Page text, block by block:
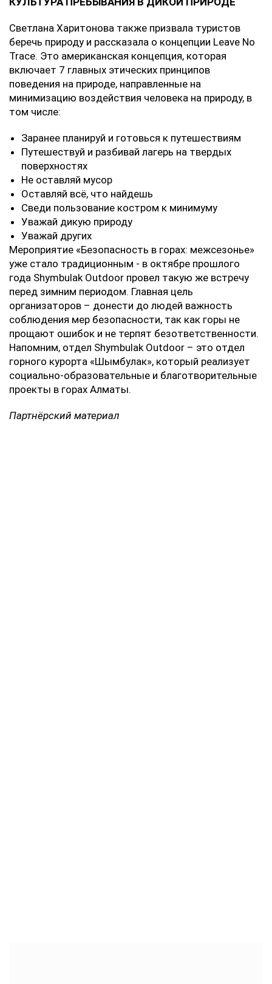
Светлана Харитонова также призвала туристов
беречь природу и рассказала о концепции Leave No
Trace. Это американская концепция, которая
включает 7 главных этических принципов
поведения на природе, направленные на
минимизацию воздействия человека на природу, в
том числе:
Заранее планируй и готовься к путешествиям
Путешествуй и разбивай лагерь на твердых
поверхностях
Не оставляй мусор
Оставляй всё, что найдешь
Сведи пользование костром к минимуму
Уважай дикую природу
Уважай других
Мероприятие «Безопасность в горах: межсезонье»
уже стало традиционным - в октябре прошлого
года Shymbulak Outdoor провел такую же встречу
перед зимним периодом. Главная цель
организаторов – донести до людей важность
соблюдения мер безопасности, так как горы не
прощают ошибок и не терпят безответственности.
Напомним, отдел Shymbulak Outdoor – это отдел
горного курорта «Шымбулак», который реализует
социально-образовательные и благотворительные
проекты в горах Алматы.
Партнёрский материал